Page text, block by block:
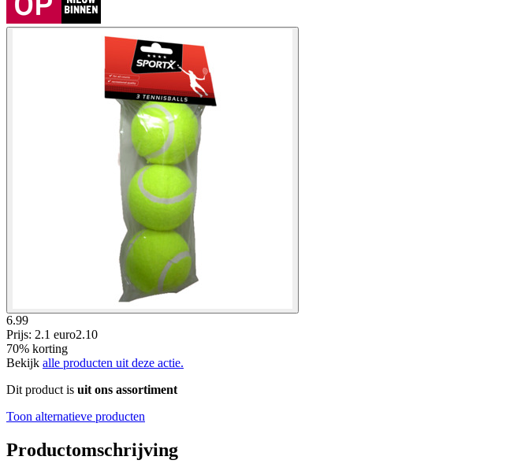
6.99
Prijs: 2.1 euro2.10
70% korting
Bekijk alle producten uit deze actie.
Dit product is uit ons assortiment
Toon alternatieve producten
Productomschrijving